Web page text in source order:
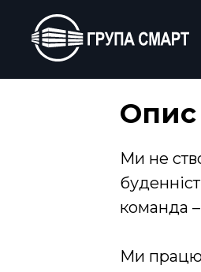
Опис
Ми не
команда –
Ми